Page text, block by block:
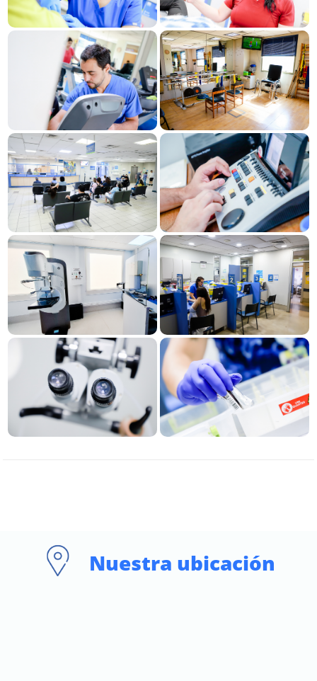
Nuestra ubicación